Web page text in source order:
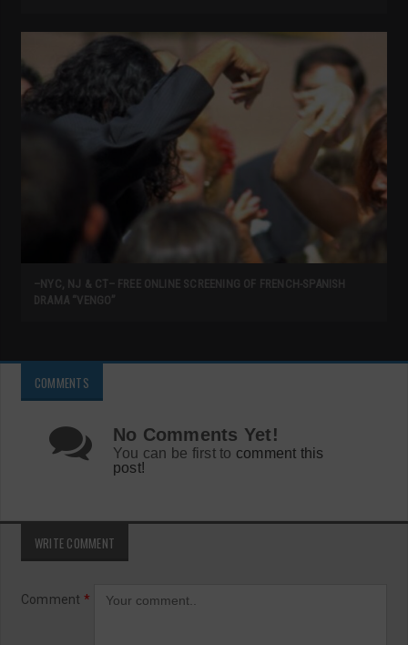
–NYC, NJ & CT– FREE ONLINE SCREENING OF FRENCH-SPANISH
DRAMA “VENGO”
COMMENTS
No Comments Yet!
You can be first to comment this
post!
WRITE COMMENT
Comment *